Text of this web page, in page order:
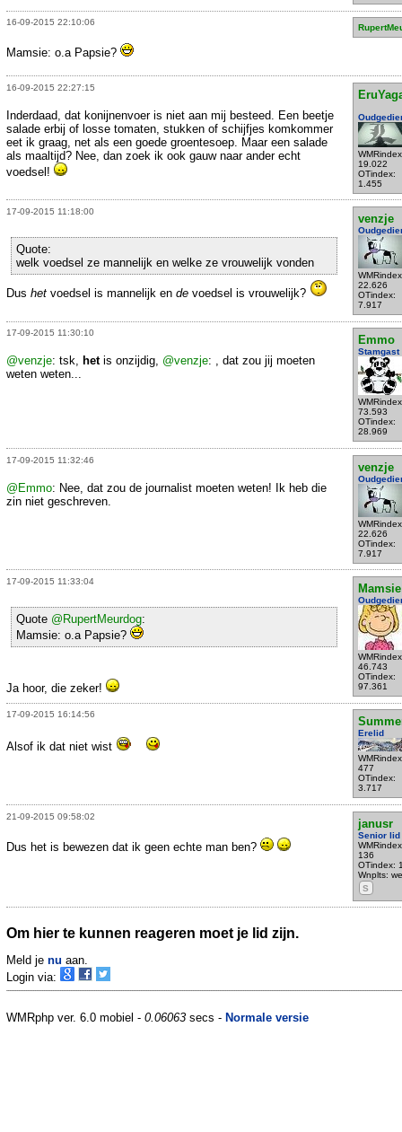
16-09-2015 22:10:06
Mamsie: o.a Papsie?
16-09-2015 22:27:15
19.022
OTindex:
1.455
Inderdaad, dat konijnenvoer is niet aan mij besteed. Een beetje
salade erbij of losse tomaten, stukken of schijfjes komkommer
eet ik graag, net als een goede groentesoep. Maar een salade
als maaltijd? Nee, dan zoek ik ook gauw naar ander echt
voedsel!
17-09-2015 11:18:00
venzje
22.626
OTindex:
7.917
Quote:
welk voedsel ze mannelijk en welke ze vrouwelijk vonden
Dus het voedsel is mannelijk en de voedsel is vrouwelijk?
17-09-2015 11:30:10
Emmo
Stamgast
73.593
OTindex:
28.969
@venzje: tsk, hetis onzijdig, @venzje: , dat zou jij moeten
weten weten...
17-09-2015 11:32:46
venzje
22.626
OTindex:
7.917
@Emmo: Nee, dat zou de journalist moeten weten! Ik heb die
zin niet geschreven.
17-09-2015 11:33:04
Mamsie
46.743
OTindex:
97.361
Quote @RupertMeurdog:
Mamsie: o.a Papsie?
Ja hoor, die zeker!
17-09-2015 16:14:56
Erelid
477
OTindex:
3.717
Alsof ik dat niet wist
21-09-2015 09:58:02
janusr
Senior lid
136
OTindex:
Wnplts:
S
Dus het is bewezen dat ik geen echte man ben?
Om hier te kunnen reageren moet je lid zijn.
Meld je nu aan.
Login via:
WMRphp ver. 6.0 mobiel - 0.06063 secs - Normale versie